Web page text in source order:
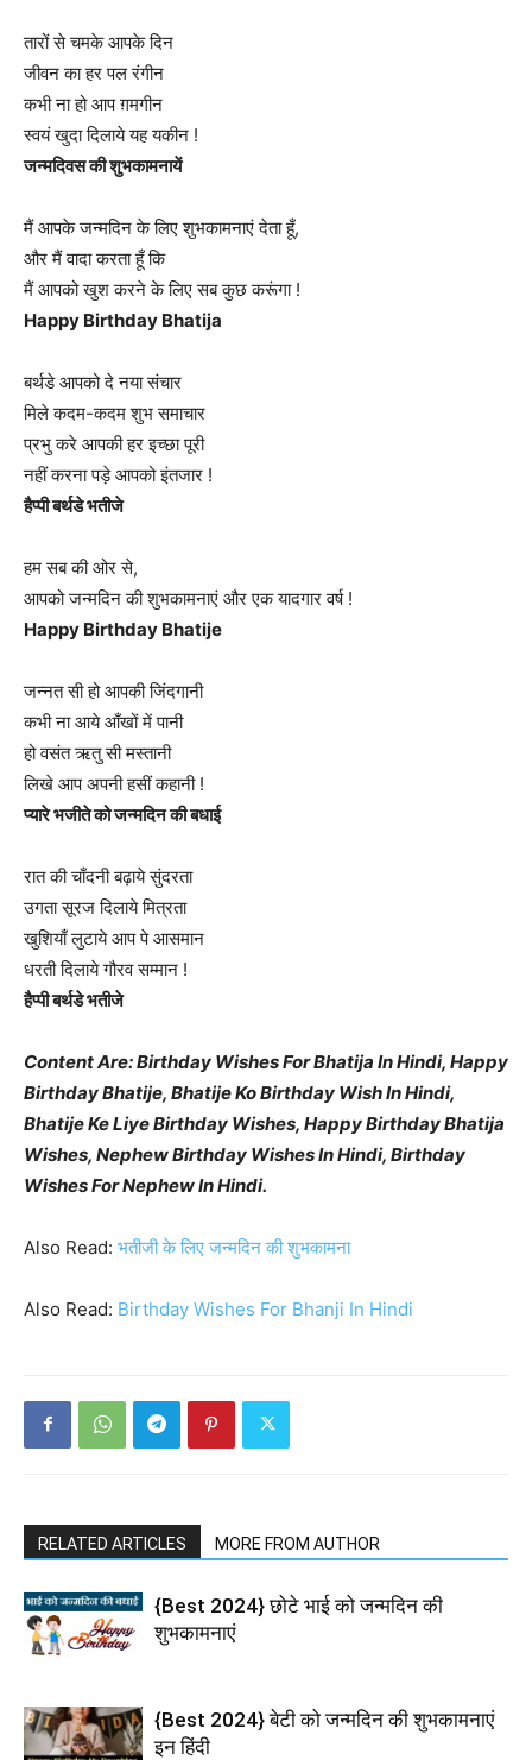
तारों से चमके आपके दिन
जीवन का हर पल रंगीन
कभी ना हो आप ग़मगीन
स्वयं खुदा दिलाये यह यकीन !
जन्मदिवस की शुभकामनायें
मैं आपके जन्मदिन के लिए शुभकामनाएं देता हूँ,
और मैं वादा करता हूँ कि
मैं आपको खुश करने के लिए सब कुछ करूंगा !
Happy Birthday Bhatija
बर्थडे आपको दे नया संचार
मिले कदम-कदम शुभ समाचार
प्रभु करे आपकी हर इच्छा पूरी
नहीं करना पड़े आपको इंतजार !
हैप्पी बर्थडे भतीजे
हम सब की ओर से,
आपको जन्मदिन की शुभकामनाएं और एक यादगार वर्ष !
Happy Birthday Bhatije
जन्नत सी हो आपकी जिंदगानी
कभी ना आये आँखों में पानी
हो वसंत ऋतु सी मस्तानी
लिखे आप अपनी हसीं कहानी !
प्यारे भजीते को जन्मदिन की बधाई
रात की चाँदनी बढ़ाये सुंदरता
उगता सूरज दिलाये मित्रता
खुशियाँ लुटाये आप पे आसमान
धरती दिलाये गौरव सम्मान !
हैप्पी बर्थडे भतीजे
Content Are: Birthday Wishes For Bhatija In Hindi, Happy
Birthday Bhatije, Bhatije Ko Birthday Wish In Hindi,
Bhatije Ke Liye Birthday Wishes, Happy Birthday Bhatija
Wishes, Nephew Birthday Wishes In Hindi, Birthday
Wishes For Nephew In Hindi.
Also Read: भतीजी के लिए जन्मदिन की शुभकामना
Also Read: Birthday Wishes For Bhanji In Hindi
RELATED ARTICLES MORE FROM AUTHOR
{Best 2024} छोटे भाई को जन्मदिन की
शुभकामनाएं
{Best 2024} बेटी को जन्मदिन की शुभकामनाएं
इन हिंदी